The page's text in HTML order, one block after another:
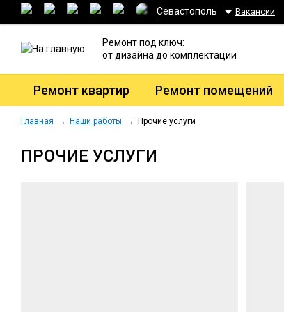
Севастополь Вакансии
Ремонт под ключ:
от дизайна до комплектации
Ремонт квартир Ремонт помещений
Главная Наши работы Прочие услуги
ПРОЧИЕ УСЛУГИ